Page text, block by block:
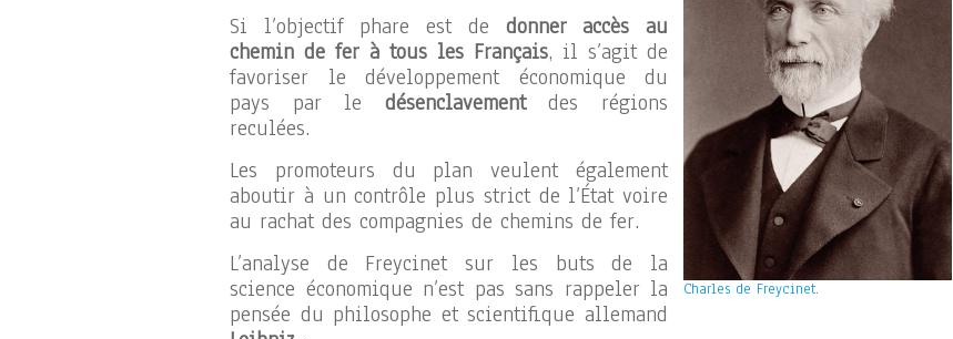
Charles de Freycinet.
Si l’objectif phare est de donner accès au
chemin de fer à tous les Français, il s’agit de
favoriser le développement économique du
pays par le désenclavementdes régions
reculées.
Les promoteurs du plan veulent également
aboutir à un contrôle plus strict de l’État voire
au rachat des compagnies de chemins de fer.
L’analyse de Freycinet sur les buts de la
science économique n’est pas sans rappeler la
pensée du philosophe et scientifique allemand